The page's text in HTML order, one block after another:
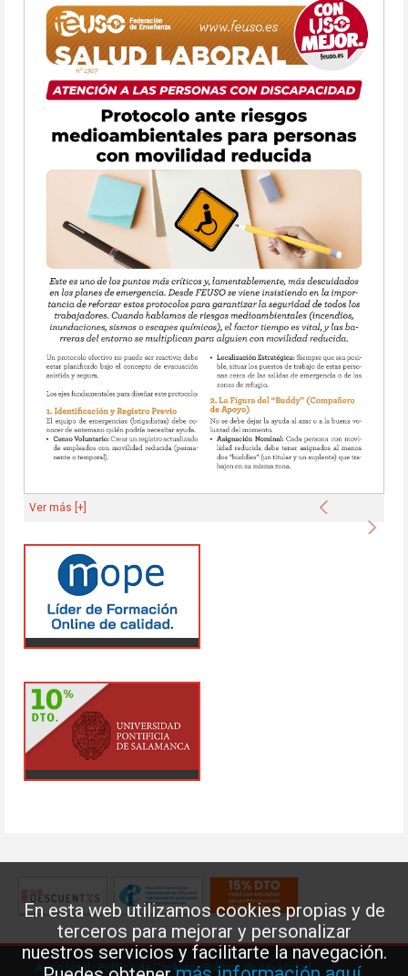
En esta web utilizamos cookies propias y de
terceros para mejorar y personalizar
nuestros servicios y facilitarte la navegación.
Anterior
Ver más [+]
Aviso legal Política de Cookies· Política de privacidad